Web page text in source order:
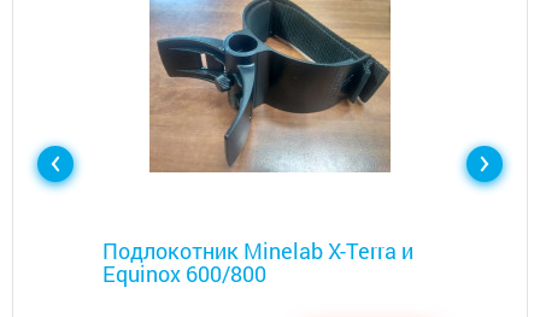
Подлокотник Minelab X-Terra и
Equinox 600/800